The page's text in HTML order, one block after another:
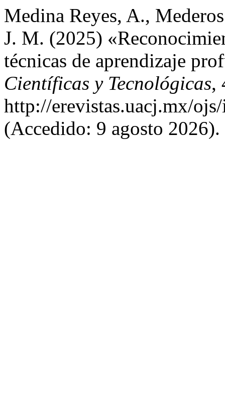
Medina Reyes, A.,
J. M. (2025)
técnicas de aprendizaje
Científicas y Tecnológicas,
http://erevistas.uacj.mx/
(Accedido: 9 agosto 2026).